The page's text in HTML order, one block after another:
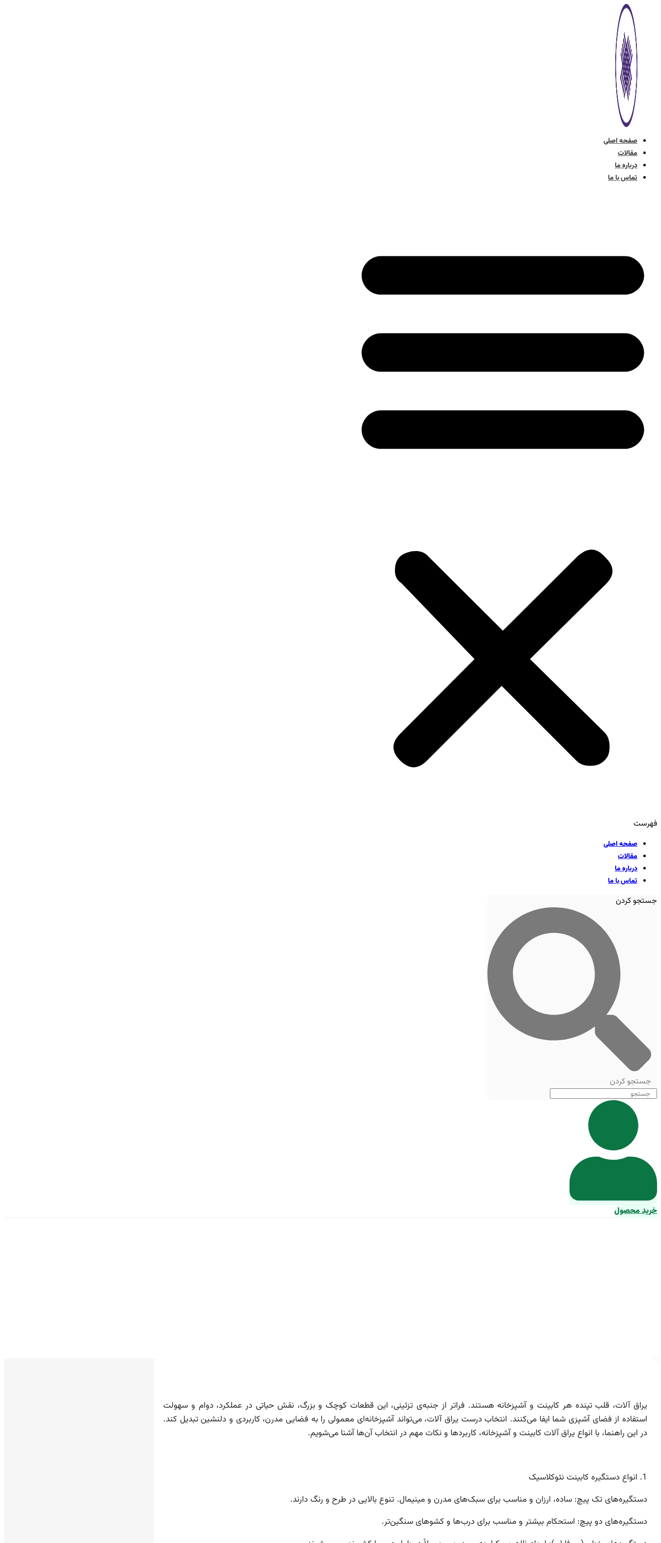
پرش
محتوا
صفحه اصلی
مقالات
درباره ما
تماس با ما
فهرست
صفحه اصلی
مقالات
درباره ما
تماس با ما
جستجو کردن
جستجو کردن
خرید محصول
یراق آلات، قلب تپنده هر کابینت و آشپزخانه هستند. فراتر از جنبه‌ی تزئینی، این قطعات کوچک و بزرگ، نقش حیاتی در عملکرد، دوام و سهولت
استفاده از فضای آشپزی شما ایفا می‌کنند. انتخاب درست یراق آلات، می‌تواند آشپزخانه‌ای معمولی را به فضایی مدرن، کاربردی و دلنشین تبدیل کند.
در این راهنما، با انواع یراق آلات کابینت و آشپزخانه، کاربردها و نکات مهم در انتخاب آن‌ها آشنا می‌شویم.
1. انواع دستگیره کابینت نئوکلاسیک
دستگیره‌های تک پیچ: ساده، ارزان و مناسب برای سبک‌های مدرن و مینیمال. تنوع بالایی در طرح و رنگ دارند.
دستگیره‌های دو پیچ: استحکام بیشتر و مناسب برای درب‌ها و کشوهای سنگین‌تر.